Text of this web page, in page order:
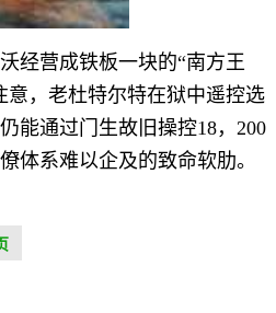
经营成铁板一块的“南方王
意，老杜特尔特在狱中遥控选
能通过门生故旧操控18，200
体系难以企及的致命软肋。